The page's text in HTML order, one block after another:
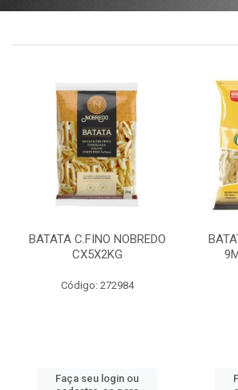
BATATA C.FINO NOBREDO
CX5X2KG
Código: 272984
Faça seu login ou